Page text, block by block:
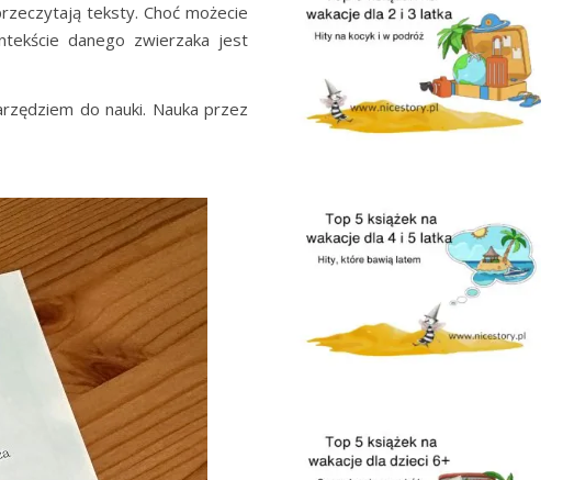
teksty. Choć możecie
danego zwierzaka jest
do nauki. Nauka przez